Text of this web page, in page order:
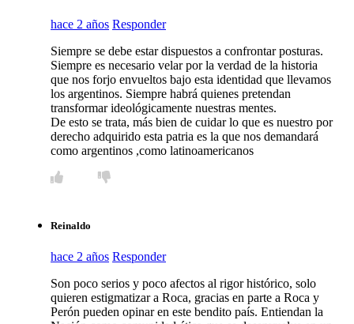
hace 2 años Responder
Siempre se debe estar dispuestos a confrontar posturas.
Siempre es necesario velar por la verdad de la historia
que nos forjo envueltos bajo esta identidad que llevamos
los argentinos. Siempre habrá quienes pretendan
transformar ideológicamente nuestras mentes.
De esto se trata, más bien de cuidar lo que es nuestro por
derecho adquirido esta patria es la que nos demandará
como argentinos ,como latinoamericanos
Reinaldo
hace 2 años Responder
Son poco serios y poco afectos al rigor histórico, solo
quieren estigmatizar a Roca, gracias en parte a Roca y
Perón pueden opinar en este bendito país. Entiendan la